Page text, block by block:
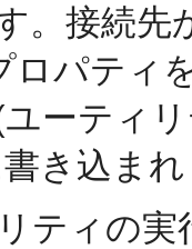
。接続
ロパティ
ーティ
き込ま
ティの実